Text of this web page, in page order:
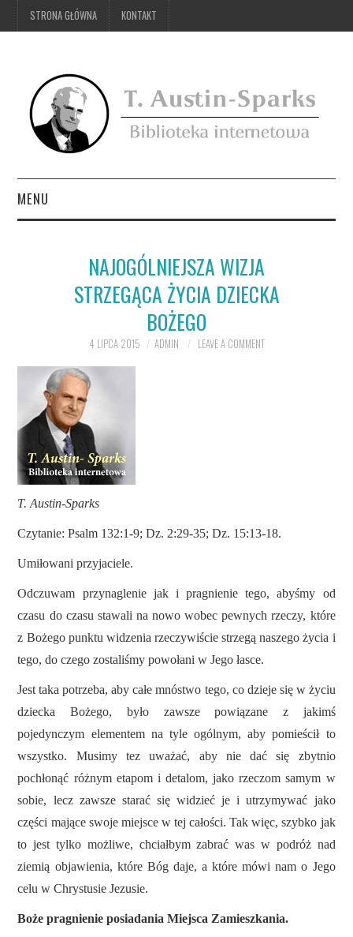
STRONA GŁÓWNA KONTAKT
MENU
NAJOGÓLNIEJSZA WIZJA
STRZEGĄCA ŻYCIA DZIECKA
BOŻEGO
4 LIPCA 2015 ADMIN LEAVE A COMMENT
T. Austin-Sparks
Czytanie: Psalm 132:1-9; Dz. 2:29-35; Dz. 15:13-18.
Umiłowani przyjaciele.
Odczuwam przynaglenie jak i pragnienie tego, abyśmy od
czasu do czasu stawali na nowo wobec pewnych rzeczy, które
z Bożego punktu widzenia rzeczywiście strzegą naszego życia i
tego, do czego zostaliśmy powołani w Jego łasce.
Jest taka potrzeba, aby całe mnóstwo tego, co dzieje się w życiu
dziecka Bożego, było zawszepowiązane z jakimś
pojedynczym elementem na tyle ogólnym, aby pomieścił to
wszystko. Musimy tez uważać, aby nie dać się zbytnio
pochłonąć różnym etapom i detalom, jako rzeczom samym w
sobie, lecz zawsze starać się widzieć je i utrzymywać jako
części mające swoje miejsce w tej całości. Tak więc, szybko jak
to jest tylko możliwe, chciałbym zabrać was w podróż nad
ziemią objawienia, które Bóg daje, a które mówi nam o Jego
celu w Chrystusie Jezusie.
Boże pragnienie posiadania Miejsca Zamieszkania.